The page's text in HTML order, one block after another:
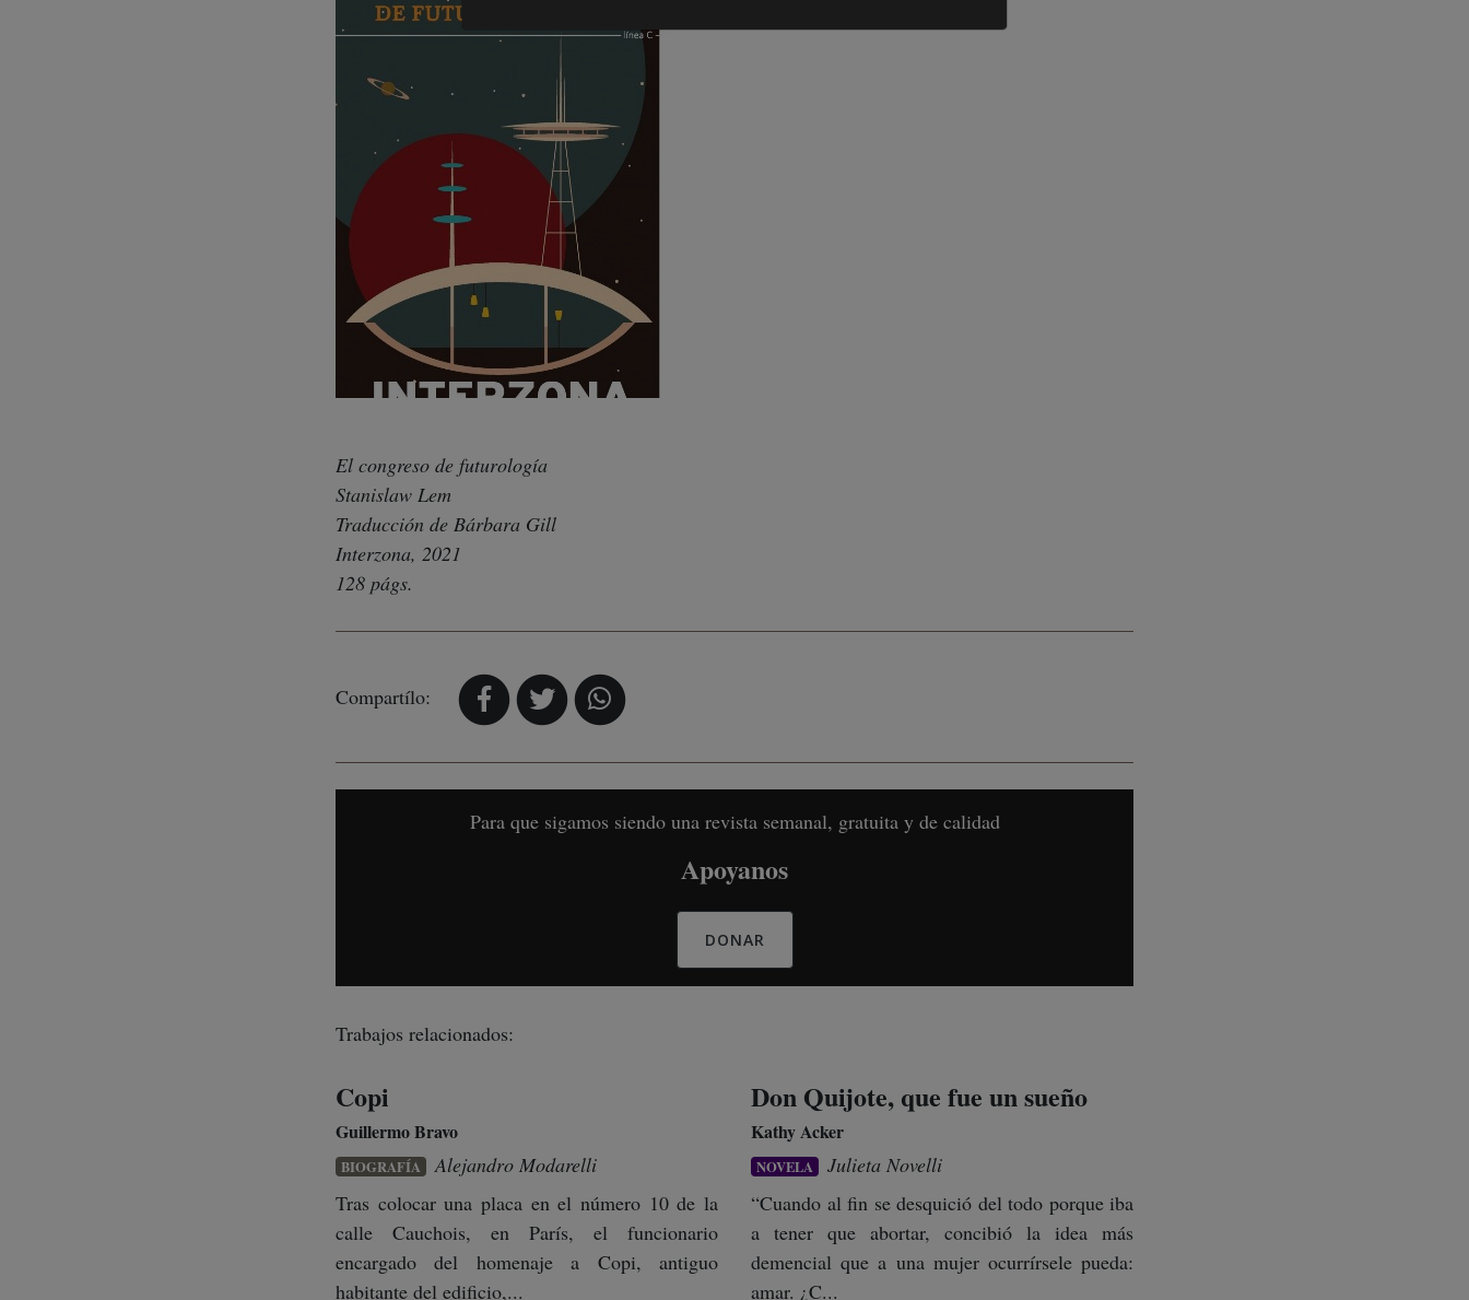
El congreso de futurología
Stanislaw Lem
Traducción de Bárbara Gill
Interzona, 2021
128 págs.
Compartílo:
Para que sigamos siendo una revista semanal, gratuita y de calidad
Apoyanos
DONAR
Trabajos relacionados:
Copi
Guillermo Bravo
BIOGRAFÍA
Alejandro Modarelli
Tras colocar una placa en el número 10 de la
calle Cauchois, en París, el funcionario
encargado del homenaje a Copi, antiguo
habitante del edificio,...
Don Quijote, que fue un sueño
Kathy Acker
NOVELA
Julieta Novelli
“Cuando al fin se desquició del todo porque iba
a tener que abortar, concibió la idea más
demencial que a una mujer ocurrírsele pueda:
amar. ¿C...